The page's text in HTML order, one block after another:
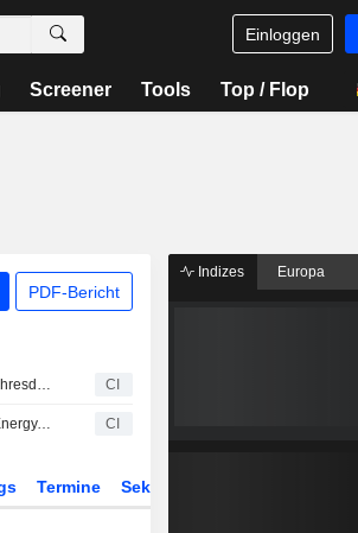
Einloggen
Screener Tools Top / Flop
PDF-Bericht
Siemens Limited kündigt Jahresdividende an, zahlbar am 12. September 2026 CI
Siemens AG und FuelCell Energy, Inc. kooperieren bei skalierbaren Brennstoffzellen-Stromlösungen CI
Termine Sektor
Indizes Europa